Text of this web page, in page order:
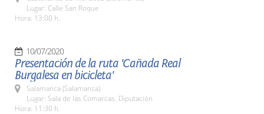
Lugar: Calle San Roque
Hora: 13:00 h.
10/07/2020
Presentación de la ruta 'Cañada Real
Burgalesa en bicicleta'
Salamanca (Salamanca)
Lugar: Sala de las Comarcas. Diputación
Hora: 11:30 h.